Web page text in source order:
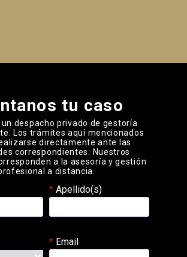
tu caso
un despacho privado de gestoría
Los trámites aquí mencionados
directamente ante las
correspondientes. Nuestros
a la asesoría y gestión
a distancia.
Apellido(s)
Email